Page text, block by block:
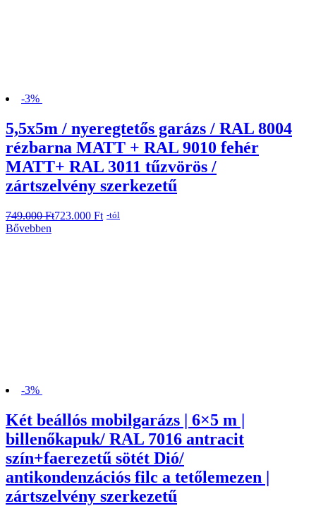
-3%
5,5x5m / nyeregtetős garázs / RAL 8004
rézbarna MATT + RAL 9010 fehér
MATT+ RAL 3011 tűzvörös /
zártszelvény szerkezetű
-tól
749.000Ft
Original
price
723.000 Ft
Current
price
Bővebben
-3%
Két beállós mobilgarázs | 6×5 m |
billenőkapuk/ RAL 7016 antracit
szín+faerezetű sötét Dió/
antikondenzációs filc a tetőlemezen |
zártszelvény szerkezetű